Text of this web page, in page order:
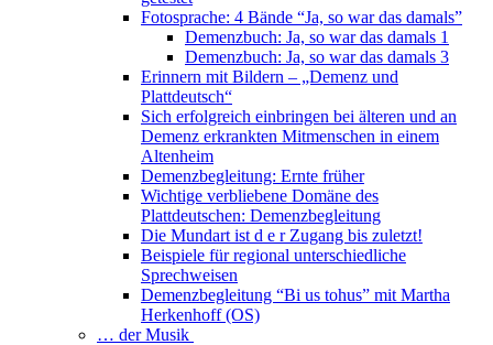
Fotosprache: 4 Bände “Ja, so war das damals”
Demenzbuch: Ja, so war das damals 1
Demenzbuch: Ja, so war das damals 3
Erinnern mit Bildern – „Demenz und
Plattdeutsch“
Sich erfolgreich einbringen bei älteren und an
Demenz erkrankten Mitmenschen in einem
Altenheim
Demenzbegleitung: Ernte früher
Wichtige verbliebene Domäne des
Plattdeutschen: Demenzbegleitung
Die Mundart ist d e r Zugang bis zuletzt!
Beispiele für regional unterschiedliche
Sprechweisen
Demenzbegleitung “Bi us tohus” mit Martha
Herkenhoff (OS)
… der Musik